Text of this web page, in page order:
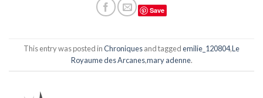
Save
This entry was posted inChroniquesand taggedemilie_120804,Le
Royaume des Arcanes,mary adenne.